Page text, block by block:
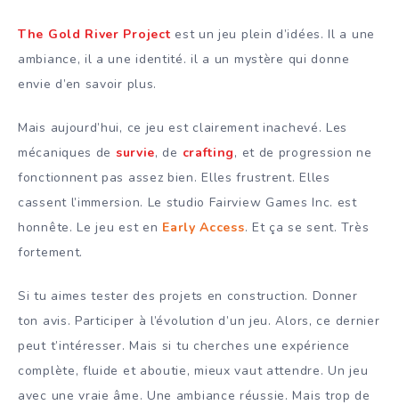
The Gold River Project est un jeu plein d’idées. Il a une
ambiance, il a une identité. il a un mystère qui donne
envie d’en savoir plus.
Mais aujourd’hui, ce jeu est clairement inachevé. Les
mécaniques de survie, de crafting, et de progression ne
fonctionnent pas assez bien. Elles frustrent. Elles
cassent l’immersion. Le studio Fairview Games Inc. est
honnête. Le jeu est en Early Access. Et ça se sent. Très
fortement.
Si tu aimes tester des projets en construction. Donner
ton avis. Participer à l’évolution d’un jeu. Alors, ce dernier
peut t’intéresser. Mais si tu cherches une expérience
complète, fluide et aboutie, mieux vaut attendre. Un jeu
avec une vraie âme. Une ambiance réussie. Mais trop de